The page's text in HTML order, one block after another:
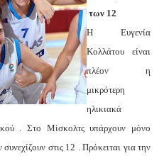
των 12
Η Ευγενία
Κολλάτου είναι
πλέον η
μικρότερη
ηλικιακά
. Στο Μίσκολτς υπάρχουν μόνο
στις 12 . Πρόκειται για την